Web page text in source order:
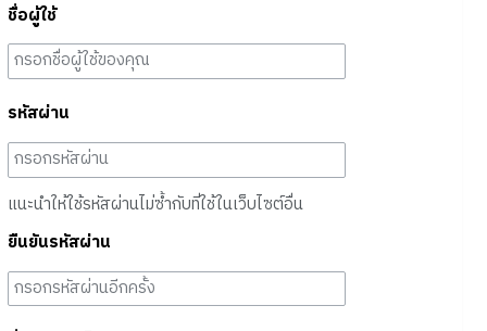
ชื่อผู้ใช้
รหัสผ่าน
แนะนำให้ใช้รหัสผ่านไม่ซ้ำกับที่ใช้ในเว็บไซต์อื่น
ยืนยันรหัสผ่าน